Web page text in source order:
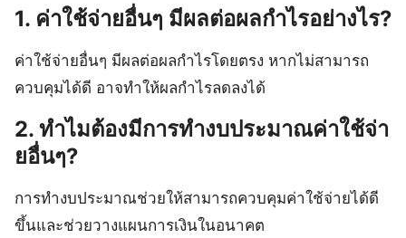
1. ค่าใช้จ่ายอื่นๆ มีผลต่อผลกำไรอย่างไร?
ค่าใช้จ่ายอื่นๆ มีผลต่อผลกำไรโดยตรง หากไม่สามารถ
ควบคุมได้ดี อาจทำให้ผลกำไรลดลงได้
2. ทำไมต้องมีการทำงบประมาณค่าใช้จ่า
ยอื่นๆ?
การทำงบประมาณช่วยให้สามารถควบคุมค่าใช้จ่ายได้ดี
ขึ้นและช่วยวางแผนการเงินในอนาคต